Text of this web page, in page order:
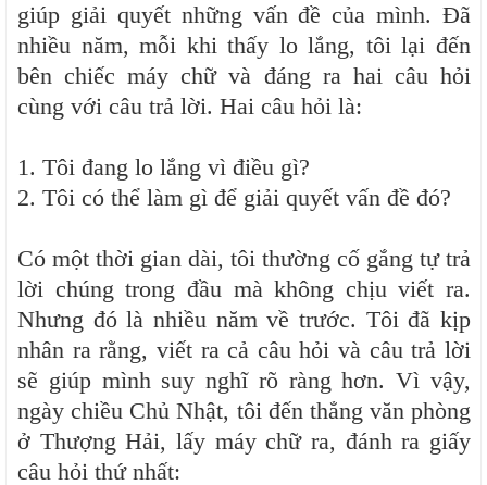
giúp giải quyết những vấn đề của mình. Đã
nhiều năm, mỗi khi thấy lo lắng, tôi lại đến
bên chiếc máy chữ và đáng ra hai câu hỏi
cùng với câu trả lời. Hai câu hỏi là:
1. Tôi đang lo lắng vì điều gì?
2. Tôi có thể làm gì để giải quyết vấn đề đó?
Có một thời gian dài, tôi thường cố gắng tự trả
lời chúng trong đầu mà không chịu viết ra.
Nhưng đó là nhiều năm về trước. Tôi đã kịp
nhân ra rằng, viết ra cả câu hỏi và câu trả lời
sẽ giúp mình suy nghĩ rõ ràng hơn. Vì vậy,
ngày chiều Chủ Nhật, tôi đến thẳng văn phòng
ở Thượng Hải, lấy máy chữ ra, đánh ra giấy
câu hỏi thứ nhất: